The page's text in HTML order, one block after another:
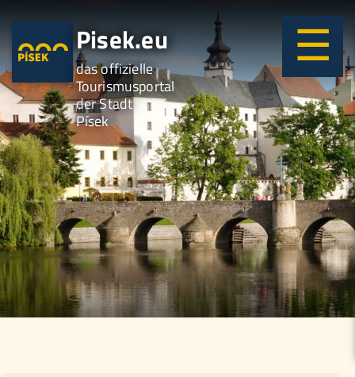
Pisek.eu
das offizielle
Tourismusportal
der Stadt
Písek